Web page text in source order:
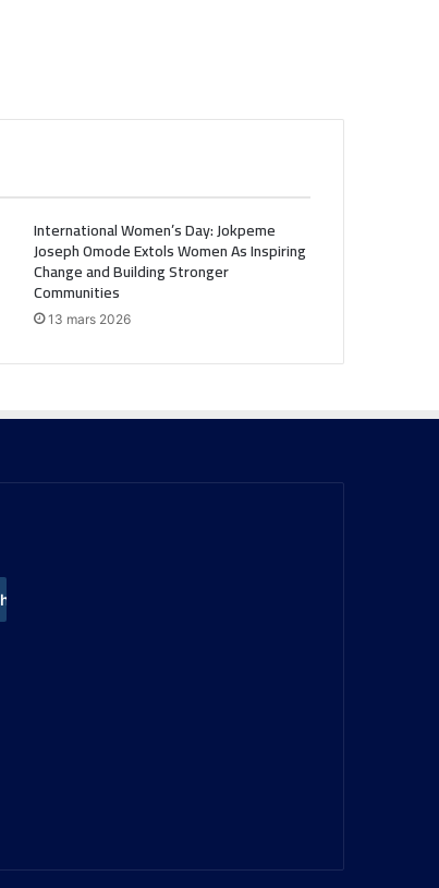
International Women’s Day: Jokpeme
Joseph Omode Extols Women As Inspiring
Change and Building Stronger
Communities
13 mars 2026